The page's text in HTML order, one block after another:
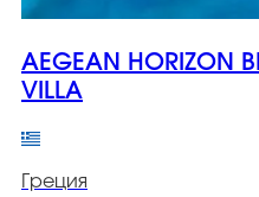
AEGEAN HORIZON
VILLA
Греция